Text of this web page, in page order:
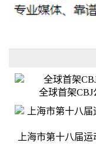
全球首架
上海市第十八届